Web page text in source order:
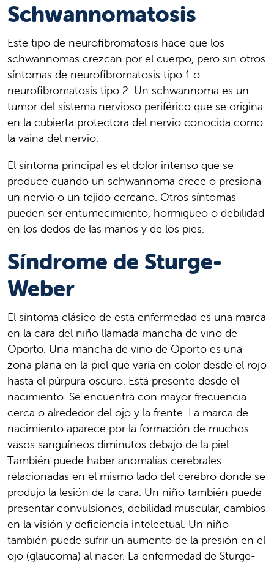
Schwannomatosis
Este tipo de neurofibromatosis hace que los
schwannomas crezcan por el cuerpo, pero sin otros
síntomas de neurofibromatosis tipo 1 o
neurofibromatosis tipo 2. Un schwannoma es un
tumor del sistema nervioso periférico que se origina
en la cubierta protectora del nervio conocida como
la vaina del nervio.
El síntoma principal es el dolor intenso que se
produce cuando un schwannoma crece o presiona
un nervio o un tejido cercano. Otros síntomas
pueden ser entumecimiento, hormigueo o debilidad
en los dedos de las manos y de los pies.
Síndrome de Sturge-
Weber
El síntoma clásico de esta enfermedad es una marca
en la cara del niño llamada mancha de vino de
Oporto. Una mancha de vino de Oporto es una
zona plana en la piel que varía en color desde el rojo
hasta el púrpura oscuro. Está presente desde el
nacimiento. Se encuentra con mayor frecuencia
cerca o alrededor del ojo y la frente. La marca de
nacimiento aparece por la formación de muchos
vasos sanguíneos diminutos debajo de la piel.
También puede haber anomalías cerebrales
relacionadas en el mismo lado del cerebro donde se
produjo la lesión de la cara. Un niño también puede
presentar convulsiones, debilidad muscular, cambios
en la visión y deficiencia intelectual. Un niño
también puede sufrir un aumento de la presión en el
ojo (glaucoma) al nacer. La enfermedad de Sturge-